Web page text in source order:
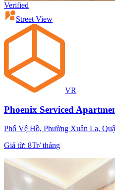
Verified
Street View
VR
Phoenix Serviced
Phố Vệ Hồ, Phường Xuân La,
Giá từ: 8Tr/tháng